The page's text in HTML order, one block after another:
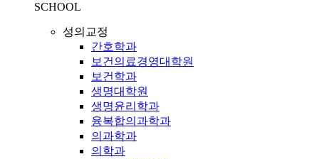
SCHOOL
성의교정
간호학과
보건의료경영대학원
보건학과
생명대학원
생명윤리학과
융복합의과학과
의과학과
의학과